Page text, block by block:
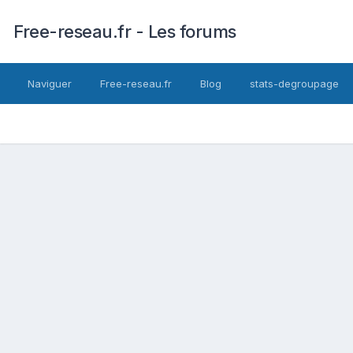
Free-reseau.fr - Les forums
Naviguer Free-reseau.fr Blog stats-degroupage